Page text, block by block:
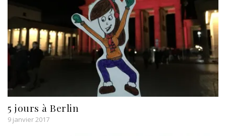
5 jours à Berlin
9 janvier 2017